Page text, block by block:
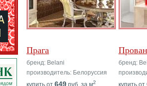
Прага
бренд: Belani
производитель: Белоруссия
купить от 649 руб. за м2
бренд:
купить от